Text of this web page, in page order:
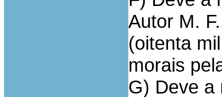
Autor M.
(oitenta
morais
G) Deve a